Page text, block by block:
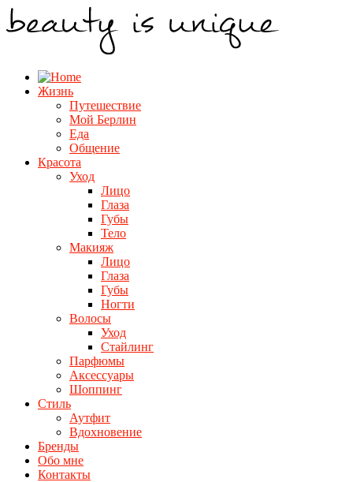
Жизнь
Путешествие
Мой Берлин
Еда
Общение
Красота
Уход
Лицо
Глаза
Губы
Тело
Макияж
Лицо
Глаза
Губы
Ногти
Волосы
Уход
Стайлинг
Парфюмы
Аксессуары
Шоппинг
Стиль
Аутфит
Вдохновение
Бренды
Обо мне
Контакты